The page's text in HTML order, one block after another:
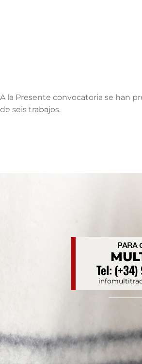
A la Presente convocatoria se han
de seis trabajos.
PARA
Tel: